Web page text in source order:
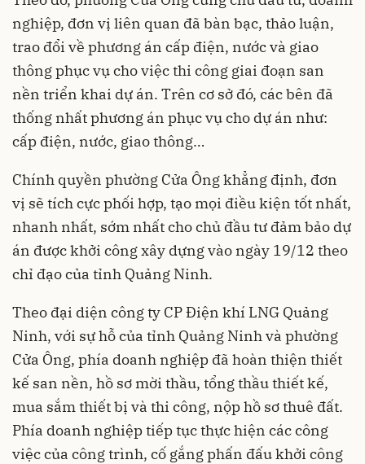
nghiệp, đơn vị liên quan đã bàn bạc, thảo luận,
trao đổi về phương án cấp điện, nước và giao
thông phục vụ cho việc thi công giai đoạn san
nền triển khai dự án. Trên cơ sở đó, các bên đã
thống nhất phương án phục vụ cho dự án như:
cấp điện, nước, giao thông…
Chính quyền phường Cửa Ông khẳng định, đơn
vị sẽ tích cực phối hợp, tạo mọi điều kiện tốt nhất,
nhanh nhất, sớm nhất cho chủ đầu tư đảm bảo dự
án được khởi công xây dựng vào ngày 19/12 theo
chỉ đạo của tỉnh Quảng Ninh.
Theo đại diện công ty CP Điện khí LNG Quảng
Ninh, với sự hỗ của tỉnh Quảng Ninh và phường
Cửa Ông, phía doanh nghiệp đã hoàn thiện thiết
kế san nền, hồ sơ mời thầu, tổng thầu thiết kế,
mua sắm thiết bị và thi công, nộp hồ sơ thuê đất.
Phía doanh nghiệp tiếp tục thực hiện các công
việc của công trình, cố gắng phấn đấu khởi công